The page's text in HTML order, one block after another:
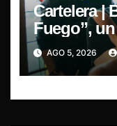
Cartelera |
Fuego”,
pasión y
AGO 5, 2026